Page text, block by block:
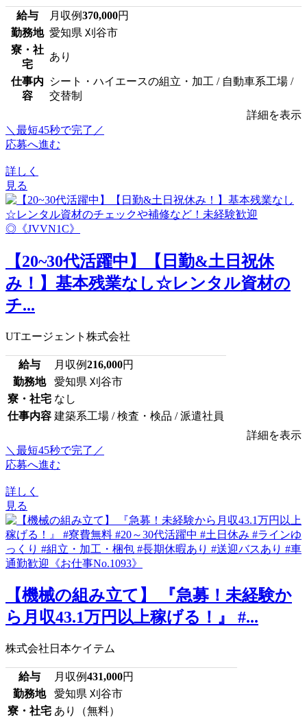
給与 月収例370,000円
勤務地 愛知県 刈谷市
寮・社
宅
あり
仕事内
容
シート・ハイエースの組立・加工 / 自動車系工場 /
交替制
詳細を表示
＼最短45秒で完了／
応募へ進む
詳しく
見る
【20~30代活躍中】【日勤&土日祝休
み！】基本残業なし☆レンタル資材の
チ...
UTエージェント株式会社
給与 月収例216,000円
勤務地
愛知県 刈谷市
寮・社宅 なし
仕事内容 建築系工場 / 検査・検品 / 派遣社員
詳細を表示
＼最短45秒で完了／
応募へ進む
詳しく
見る
【機械の組み立て】 『急募！未経験か
ら月収43.1万円以上稼げる！』 #...
株式会社日本ケイテム
給与 月収例431,000円
勤務地
愛知県 刈谷市
寮・社宅 あり（無料）